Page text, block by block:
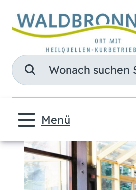
Suche
Menü